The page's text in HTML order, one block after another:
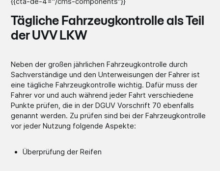
Tägliche Fahrzeugkontrolle als Teil
der UVV LKW
Neben der großen jährlichen Fahrzeugkontrolle durch
Sachverständige und den Unterweisungen der Fahrer ist
eine tägliche Fahrzeugkontrolle wichtig. Dafür muss der
Fahrer vor und auch während jeder Fahrt verschiedene
Punkte prüfen, die in der DGUV Vorschrift 70 ebenfalls
genannt werden. Zu prüfen sind bei der Fahrzeugkontrolle
vor jeder Nutzung folgende Aspekte:
Überprüfung der Reifen